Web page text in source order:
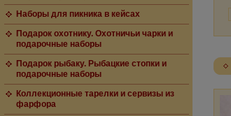
Наборы для пикника в кейсах
Подарок охотнику. Охотничьи чарки и
подарочные наборы
Подарок рыбаку. Рыбацкие стопки и
подарочные наборы
Коллекционные тарелки и сервизы из
фарфора